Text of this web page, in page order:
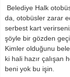
Belediye Halk
da, otobüsler zarar
serbest kart
şöyle bir gözden
Kimler olduğunu
ki hali hazır çalışan
beni yok bu işin.